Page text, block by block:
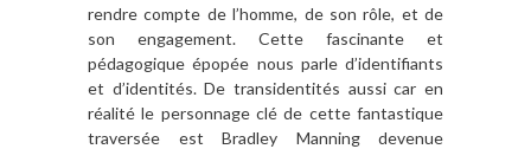
rendre compte de l’homme, de son rôle, et de
son engagement. Cette fascinante et
pédagogique épopée nous parle d’identifiants
et d’identités. De transidentités aussi car en
réalité le personnage clé de cette fantastique
traversée est Bradley Manning devenue